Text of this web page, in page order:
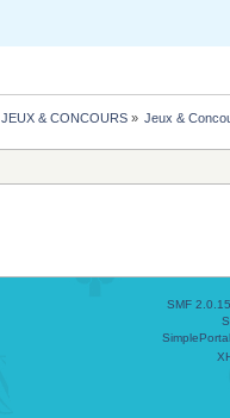
JEUX & CONCOURS» Jeux &
SMF 2.0.15